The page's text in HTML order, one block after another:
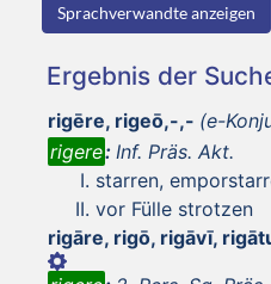
Sprachverwandte anzeigen
Ergebnis der
rigēre, rigeō,-,- (e-
rigere: Inf. Präs. Akt.
starren,
vor Fülle strotzen
rigāre, rigō, rigāvī,